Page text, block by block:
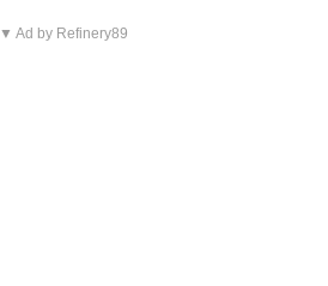
▼ Ad by Refinery89